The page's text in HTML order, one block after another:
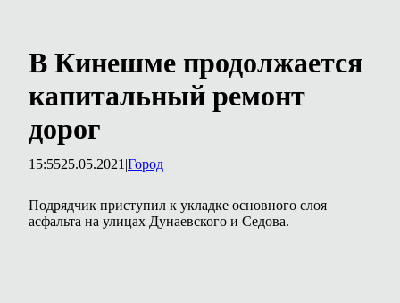
В Кинешме продолжается
капитальный ремонт
дорог
15:5525.05.2021 |Город
Подрядчик приступил к укладке основного слоя
асфальта на улицах Дунаевского и Седова.